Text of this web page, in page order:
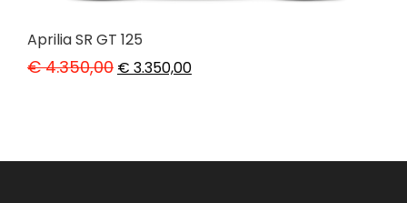
Aprilia SR GT 125
€4.350,00 € 3.350,00